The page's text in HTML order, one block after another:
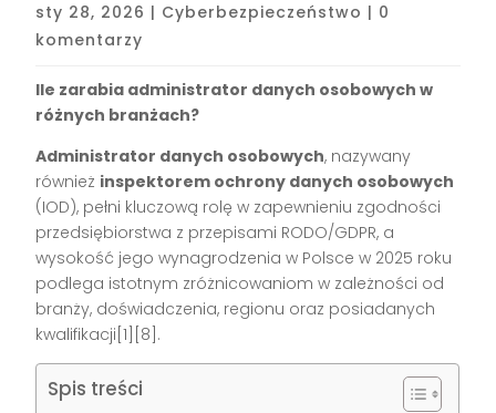
sty 28, 2026 | Cyberbezpieczeństwo | 0
komentarzy
Ile zarabia administrator danych osobowych w
różnych branżach?
Administrator danych osobowych, nazywany
również inspektorem ochrony danych osobowych
(IOD), pełni kluczową rolę w zapewnieniu zgodności
przedsiębiorstwa z przepisami RODO/GDPR, a
wysokość jego wynagrodzenia w Polsce w 2025 roku
podlega istotnym zróżnicowaniom w zależności od
branży, doświadczenia, regionu oraz posiadanych
kwalifikacji[1][8].
Spis treści